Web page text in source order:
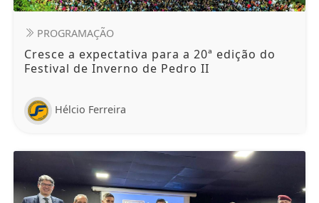
PROGRAMAÇÃO
Cresce a expectativa para a 20ª edição do
Festival de Inverno de Pedro II
Hélcio Ferreira